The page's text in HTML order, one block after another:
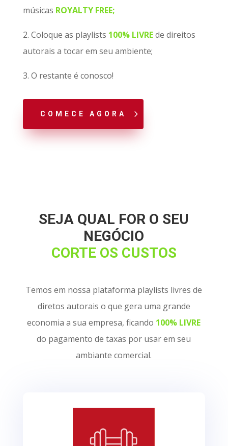
músicas ROYALTY FREE;
2. Coloque as playlists 100% LIVREde direitos
autorais a tocar em seu ambiente;
3. O restante é conosco!
COMECE AGORA
SEJA QUAL FOR O SEU
NEGÓCIO
CORTE OS CUSTOS
Temos em nossa plataforma playlists livres de
diretos autorais o que gera uma grande
economia a sua empresa, ficando 100% LIVRE
do pagamento de taxas por usar em seu
ambiante comercial.